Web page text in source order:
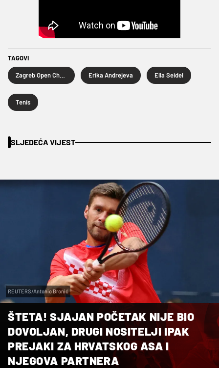
TAGOVI
Erika Andrejeva Ella Seidel
Tenis
SLJEDEĆA VIJEST
REUTERS/Antonio Bronić
ŠTETA! SJAJAN POČETAK NIJE BIO
DOVOLJAN, DRUGI NOSITELJI IPAK
PREJAKI ZA HRVATSKOG ASA I
NJEGOVA PARTNERA